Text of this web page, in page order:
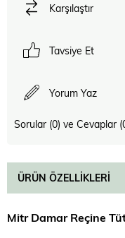
Karşılaştır
Tavsiye Et
Yorum Yaz
Sorular (0) ve Cevaplar
ÜRÜN ÖZELLIKLERI
Mitr Damar Reçine